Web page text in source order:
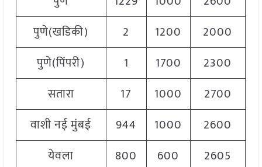
पुणे(खडिकी)
2 1200 2000
पुणे(पिंपरी)
1 1700 2300
सतारा
17 1000 2700
वाशी नई मुंबई
944 1000 2600
येवला
800 600 2605